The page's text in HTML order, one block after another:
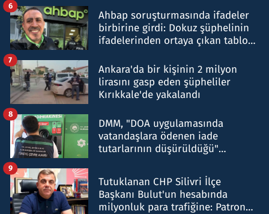
Ahbap soruşturmasında ifadeler
birbirine girdi: Dokuz şüphelinin
ifadelerinden ortaya çıkan tablo
6
Ankara'da bir kişinin 2 milyon
lirasını gasp eden şüpheliler
Kırıkkale'de yakalandı
7
DMM, "DOA uygulamasında
vatandaşlara ödenen iade
tutarlarının düşürüldüğü"
8
Tutuklanan CHP Silivri İlçe
Başkanı Bulut'un hesabında
milyonluk para trafiğine: Patron
9